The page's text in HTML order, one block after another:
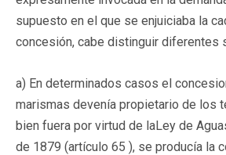
supuesto en el que se enjuiciaba la
concesión, cabe distinguir diferentes
a) En determinados casos el
marismas devenía propietario de los
bien fuera por virtud de laLey de
de 1879 (artículo 65 ), se producía la